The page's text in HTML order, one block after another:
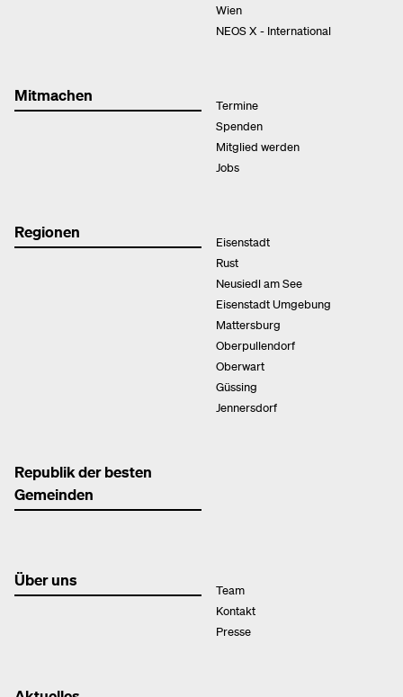
Wien
NEOS X - International
Mitmachen
Termine
Spenden
Mitglied werden
Jobs
Regionen
Eisenstadt
Rust
Neusiedl am See
Eisenstadt Umgebung
Mattersburg
Oberpullendorf
Oberwart
Güssing
Jennersdorf
Republik der besten
Gemeinden
Über uns
Team
Kontakt
Presse